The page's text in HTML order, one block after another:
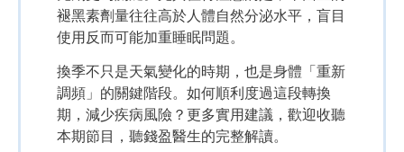
褪黑素劑量往往高於人體自然分泌水平，盲目
使用反而可能加重睡眠問題。
換季不只是天氣變化的時期，也是身體「重新
調頻」的關鍵階段。如何順利度過這段轉換
期，減少疾病風險？更多實用建議，歡迎收聽
本期節目，聽錢盈醫生的完整解讀。